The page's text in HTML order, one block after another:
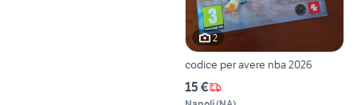
2
codice per avere nba 2026
15 €